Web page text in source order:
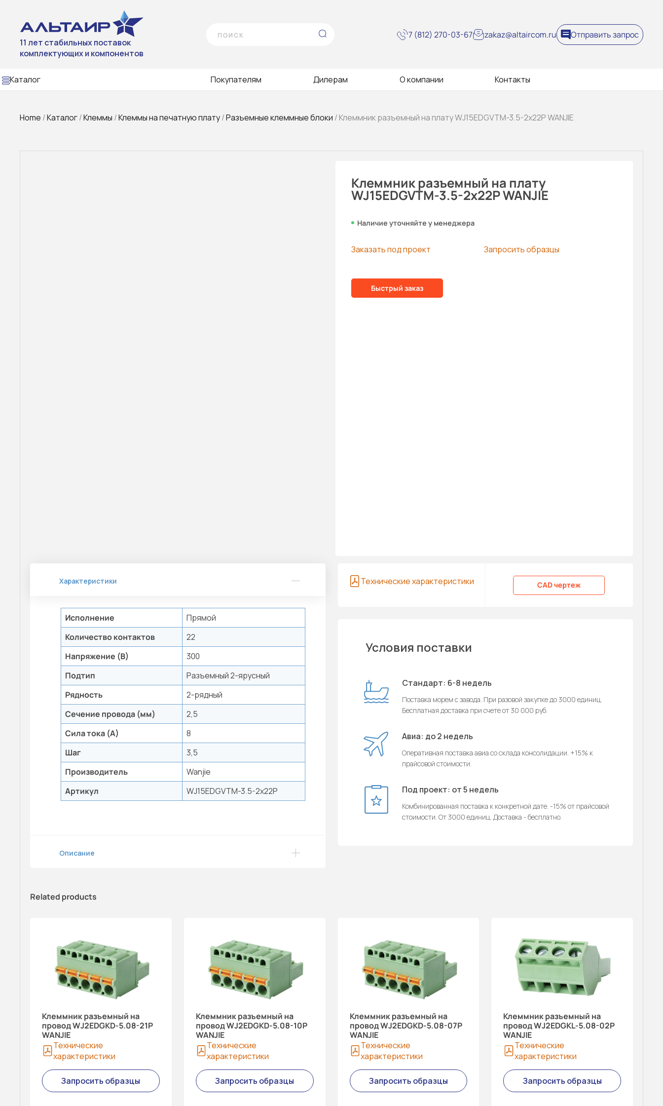
11 лет стабильных поставок
комплектующих и компонентов
7 (812) 270-03-67 zakaz@altaircom.ru Отправить запрос
Каталог Покупателям Дилерам О компании Контакты
Home /Каталог/Клеммы /Клеммы на печатную плату/Разъемные клеммные блоки / Клеммник разъемный на плату WJ15EDGVTM-3.5-2x22P WANJIE
Клеммник разъемный на плату
WJ15EDGVTM-3.5-2x22P WANJIE
Наличие уточняйте у менеджера
Заказать под проект Запросить образцы
Быстрый заказ
Характеристики
Исполнение
Прямой
Количество контактов
22
Напряжение (В)
300
Подтип
Разъемный 2-ярусный
Рядность
2-рядный
Сечение провода (мм)
2,5
Сила тока (А)
8
Шаг
3,5
Производитель
Wanjie
Артикул
WJ15EDGVTM-3.5-2x22P
Описание
Технические характеристики CAD чертеж
Условия поставки
Стандарт: 6-8 недель
Поставка морем с завода. При разовой закупке до 3000 единиц.
Бесплатная доставка при счете от 30 000 руб.
Авиа: до 2 недель
Оперативная поставка авиа со склада консолидации. +15% к
прайсовой стоимости.
Под проект: от 5 недель
Комбинированная поставка к конкретной дате. -15% от прайсовой
стоимости. От 3000 единиц. Доставка - бесплатно.
Related products
Клеммник разъемный на
провод WJ2EDGKD-5.08-21P
WANJIE
Технические
характеристики
Запросить образцы
Клеммник разъемный на
провод WJ2EDGKD-5.08-10P
WANJIE
Технические
характеристики
Запросить образцы
Клеммник разъемный на
провод WJ2EDGKD-5.08-07P
WANJIE
Технические
характеристики
Запросить образцы
Клеммник разъемный на
провод WJ2EDGKL-5.08-02P
WANJIE
Технические
характеристики
Запросить образцы